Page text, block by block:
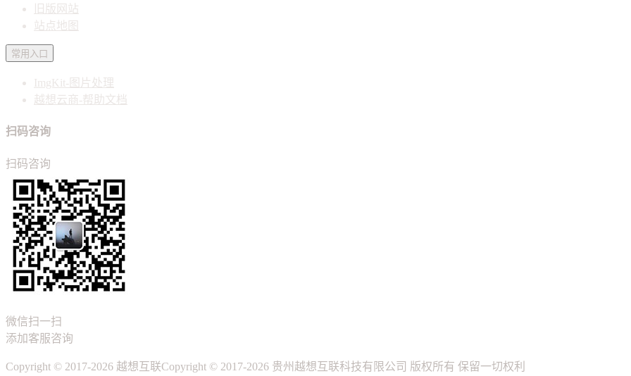
旧版网站
站点地图
常用入口
ImgKit-图片处理
越想云商-帮助文档
扫码咨询
扫码咨询
微信扫一扫
添加客服咨询
Copyright © 2017-2026 越想互联Copyright © 2017-2026 贵州越想互联科技有限公司 版权所有 保留一切权利